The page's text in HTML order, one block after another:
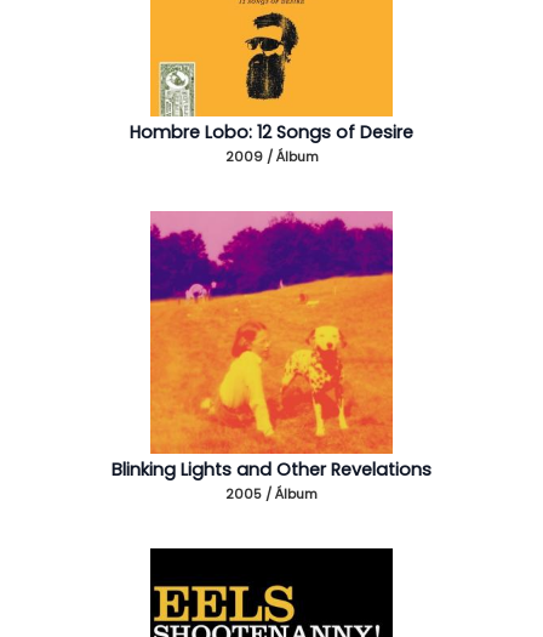
Hombre Lobo: 12 Songs of Desire
2009 / Álbum
Blinking Lights and Other Revelations
2005 / Álbum